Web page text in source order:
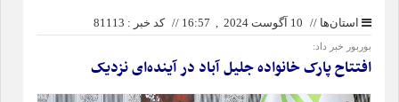
استان‌ها // 10 آگوست 2024 , 16:57 // کد خبر : 81113
بوربور خبر داد:
افتتاح پارک خانواده جلیل آباد در آینده‌ای نزدیک